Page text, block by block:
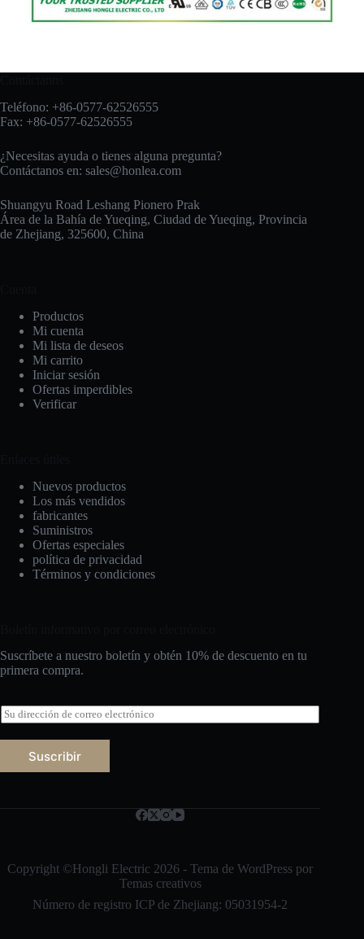
Teléfono: +86-0577-62526555
Fax: +86-0577-62526555
¿Necesitas ayuda o tienes alguna pregunta?
Contáctanos en: sales@honlea.com
Shuangyu Road Leshang Pionero Prak
Área de la Bahía de Yueqing, Ciudad de Yueqing, Provincia
de Zhejiang, 325600, China
Productos
Mi cuenta
Mi lista de deseos
Mi carrito
Iniciar sesión
Ofertas imperdibles
Verificar
Nuevos productos
Los más vendidos
fabricantes
Suministros
Ofertas especiales
política de privacidad
Términos y condiciones
Suscríbete a nuestro boletín y obtén 10% de descuento en tu
primera compra.
C
o
r
l
Suscribir
Copyright ©Hongli Electric 2026 - Tema de WordPress por
Temas creativos
Número de registro ICP de Zhejiang: 05031954-2
ไทย
العربية
Bahasa Indonesia